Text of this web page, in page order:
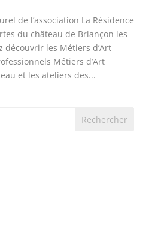
de l’association La Résidence
du château de Briançon les
découvrir les Métiers d’Art
Métiers d’Art
et les ateliers des...